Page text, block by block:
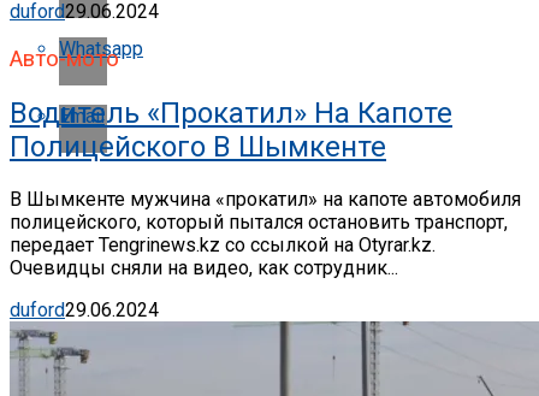
Whatsapp
Email
duford29.06.2024
Авто-мото
Водитель «прокатил» На Капоте
Полицейского В Шымкенте
В Шымкенте мужчина «прокатил» на капоте автомобиля
полицейского, который пытался остановить транспорт,
передает Tengrinews.kz со ссылкой на Otyrar.kz.
Очевидцы сняли на видео, как сотрудник...
duford29.06.2024